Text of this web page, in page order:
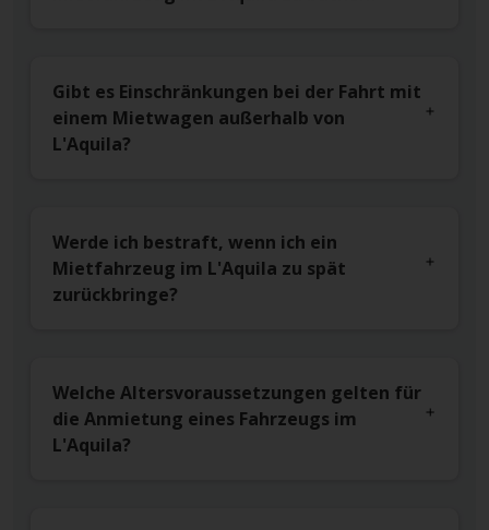
Gibt es Einschränkungen bei der Fahrt mit
einem Mietwagen außerhalb von
L'Aquila?
Werde ich bestraft, wenn ich ein
Mietfahrzeug im L'Aquila zu spät
zurückbringe?
Welche Altersvoraussetzungen gelten für
die Anmietung eines Fahrzeugs im
L'Aquila?